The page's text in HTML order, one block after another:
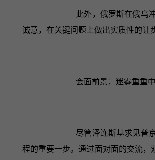
此外，俄罗斯在俄乌
诚意，在关键问题上做出实质性的让
会面前景：迷雾重重
尽管泽连斯基求见普
程的重要一步。通过面对面的交流